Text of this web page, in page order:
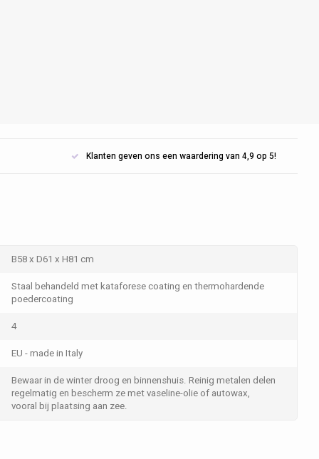
Klanten geven ons een waardering van 4,9 op 5!
B58 x D61 x H81 cm
Staal behandeld met kataforese coating en thermohardende
poedercoating
4
EU - made in Italy
Bewaar in de winter droog en binnenshuis. Reinig metalen delen
regelmatig en bescherm ze met vaseline-olie of autowax,
vooral bij plaatsing aan zee.